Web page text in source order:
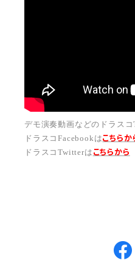
デモ演奏動画などのドラス
ドラスコFacebookはこちらか
ドラスコTwitterは こちらから